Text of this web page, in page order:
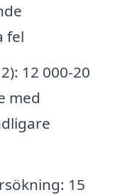
fel
12 000-20
med
15